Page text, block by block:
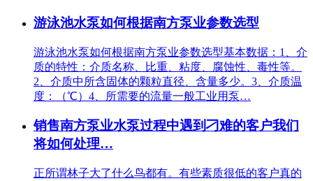
游泳池水泵如何根据南方泵业参数选型
游泳池水泵如何根据南方泵业参数选型基本数据：1、介
质的特性：介质名称、比重、粘度、腐蚀性、毒性等。
2、介质中所含固体的颗粒直径、含量多少。3、介质温
度：（℃）4、所需要的流量一般工业用泵…
销售南方泵业水泵过程中遇到刁难的客户我们
将如何处理…
正所谓林子大了什么鸟都有。有些素质很低的客户真的